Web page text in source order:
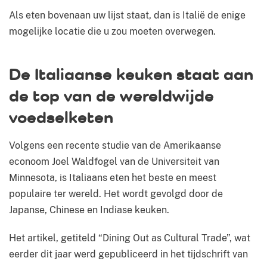
Als eten bovenaan uw lijst staat, dan is Italië de enige
mogelijke locatie die u zou moeten overwegen.
De Italiaanse keuken staat aan
de top van de wereldwijde
voedselketen
Volgens een recente studie van de Amerikaanse
econoom Joel Waldfogel van de Universiteit van
Minnesota, is Italiaans eten het beste en meest
populaire ter wereld. Het wordt gevolgd door de
Japanse, Chinese en Indiase keuken.
Het artikel, getiteld “Dining Out as Cultural Trade”, wat
eerder dit jaar werd gepubliceerd in het tijdschrift van